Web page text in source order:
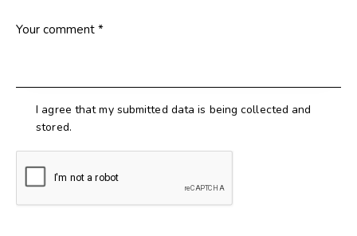
I agree that my submitted data is being collected and
stored.